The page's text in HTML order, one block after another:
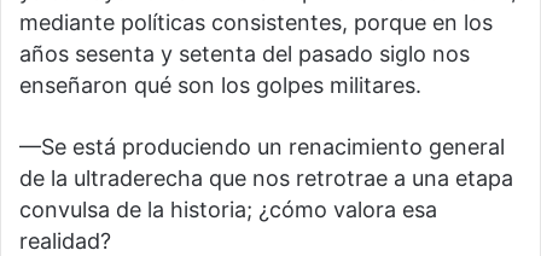
mediante políticas consistentes, porque en los
años sesenta y setenta del pasado siglo nos
enseñaron qué son los golpes militares.
—Se está produciendo un renacimiento general
de la ultraderecha que nos retrotrae a una etapa
convulsa de la historia; ¿cómo valora esa
realidad?